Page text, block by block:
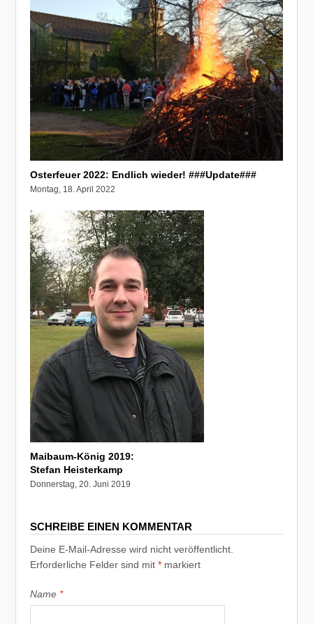
Osterfeuer 2022: Endlich wieder! ###Update###
Montag, 18. April 2022
Maibaum-König 2019:
Stefan Heisterkamp
Donnerstag, 20. Juni 2019
SCHREIBE EINEN KOMMENTAR
Deine E-Mail-Adresse wird nicht veröffentlicht.
Erforderliche Felder sind mit* markiert
Name *